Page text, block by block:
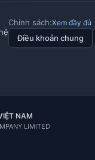
trượt chữ T
Chính sách:Xem đầy đủ
Điều khoản chung
NAM
LIMITED